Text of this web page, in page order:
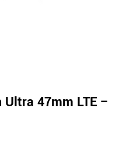
47mm LTE –